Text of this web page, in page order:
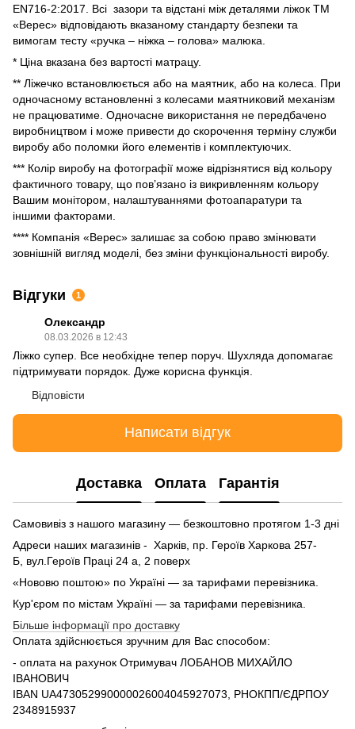
EN716-2:2017. Всі зазори та відстані між деталями ліжок ТМ
«Верес» відповідають вказаному стандарту безпеки та
вимогам тесту «ручка – ніжка – голова» малюка.
* Ціна вказана без вартості матрацу.
** Ліжечко встановлюється або на маятник, або на колеса. При
одночасному встановленні з колесами маятниковий механізм
не працюватиме. Одночасне використання не передбачено
виробництвом і може привести до скорочення терміну служби
виробу або поломки його елементів і комплектуючих.
*** Колір виробу на фотографії може відрізнятися від кольору
фактичного товару, що пов’язано із викривленням кольору
Вашим монітором, налаштуваннями фотоапаратури та
іншими факторами.
**** Компанія «Верес» залишає за собою право змінювати
зовнішній вигляд моделі, без зміни функціональності виробу.
Відгуки 1
Олександр
08.03.2026 в 12:43
Ліжко супер. Все необхідне тепер поруч. Шухляда допомагає
підтримувати порядок. Дуже корисна функція.
Відповісти
Написати відгук
Доставка Оплата Гарантія
Самовивіз з нашого магазину — безкоштовно протягом 1-3 дні
Адреси наших магазинів - Харків, пр. Героїв Харкова 257-
Б, вул.Героїв Праці 24 а, 2 поверх
«Нововю поштою» по Україні — за тарифами перевізника.
Кур'єром по містам Україні — за тарифами перевізника.
Більше інформації про доставку
Оплата здійснюється зручним для Вас способом:
- оплата на рахунок Отримувач ЛОБАНОВ МИХАЙЛО
ІВАНОВИЧ
IBAN UA473052990000026004045927073, РНОКПП/ЄДРПОУ
2348915937